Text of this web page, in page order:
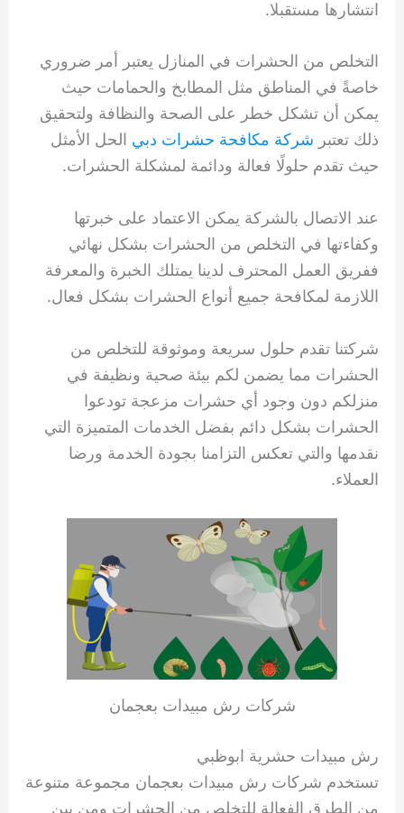
انتشارها مستقبلا.
التخلص من الحشرات في المنازل يعتبر أمر ضروري
خاصةً في المناطق مثل المطابخ والحمامات حيث
يمكن أن تشكل خطر على الصحة والنظافة ولتحقيق
ذلك تعتبر شركة مكافحة حشرات دبي الحل الأمثل
حيث تقدم حلولًا فعالة ودائمة لمشكلة الحشرات.
عند الاتصال بالشركة يمكن الاعتماد على خبرتها
وكفاءتها في التخلص من الحشرات بشكل نهائي
ففريق العمل المحترف لدينا يمتلك الخبرة والمعرفة
اللازمة لمكافحة جميع أنواع الحشرات بشكل فعال.
شركتنا تقدم حلول سريعة وموثوقة للتخلص من
الحشرات مما يضمن لكم بيئة صحية ونظيفة في
منزلكم دون وجود أي حشرات مزعجة تودعوا
الحشرات بشكل دائم بفضل الخدمات المتميزة التي
نقدمها والتي تعكس التزامنا بجودة الخدمة ورضا
العملاء.
شركات رش مبيدات بعجمان
رش مبيدات حشرية ابوظبي
تستخدم شركات رش مبيدات بعجمان مجموعة متنوعة
من الطرق الفعالة للتخلص من الحشرات ومن بين